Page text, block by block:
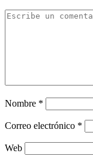
Nombre *
Correo electrónico *
Web